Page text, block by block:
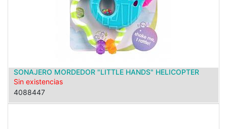
SONAJERO MORDEDOR "LITTLE HANDS" HELICOPTER
Sin existencias
4088447